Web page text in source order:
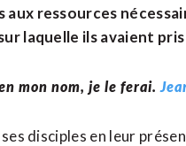
ressources
laquelle ils avaient pris
mon nom, je le ferai.
disciples en leur